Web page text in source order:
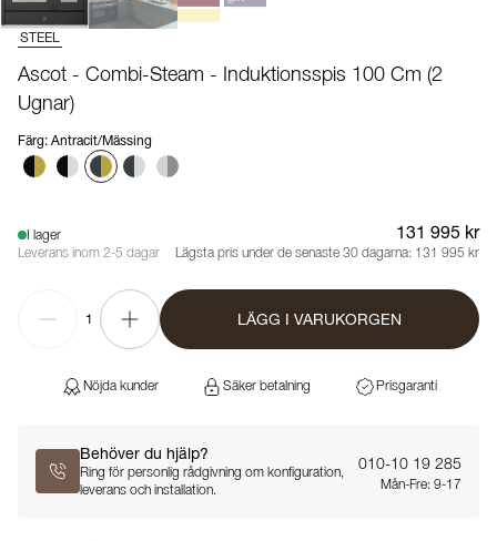
STEEL
Ascot - Combi-Steam - Induktionsspis 100 Cm (2
Ugnar)
Färg: Antracit/Mässing
I lager
Leverans inom 2-5 dagar
131 995 kr
Lägsta pris under de senaste 30 dagarna: 131 995 kr
1 LÄGG I VARUKORGEN
Nöjda kunder Säker betalning Prisgaranti
Behöver du hjälp?
Ring för personlig rådgivning om konfiguration,
leverans och installation.
010-10 19 285
Mån-Fre: 9-17